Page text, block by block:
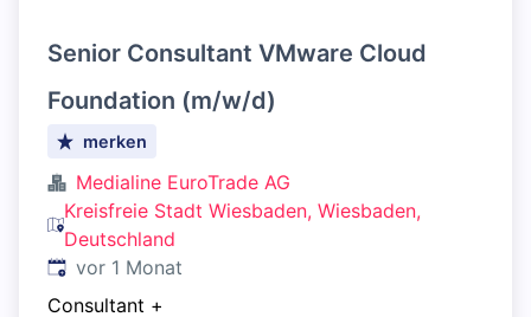
Senior Consultant VMware Cloud
Foundation (m/w/d)
merken
Medialine EuroTrade AG
Kreisfreie Stadt Wiesbaden, Wiesbaden,
Deutschland
Veröffentlicht:
vor 1 Monat
Consultant +